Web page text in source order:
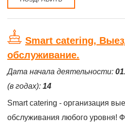
Smart catering,
обслуживание.
Дата начала деятельности:
(в годах): 14
Smart catering - организация
обслуживания любого уровня!